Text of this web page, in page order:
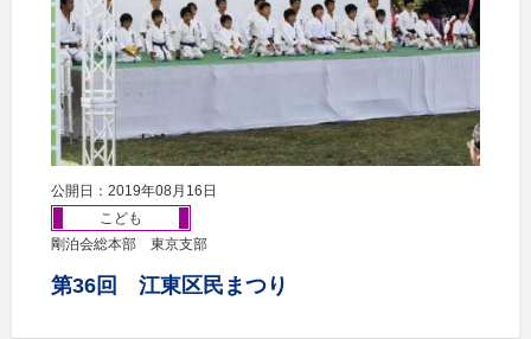
公開日：2019年08月16日
こども
剛泊会総本部 東京支部
第36回 江東区民まつり